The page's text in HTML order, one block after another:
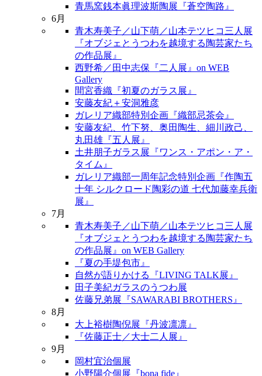
青馬窯銭本眞理波斯陶展『蒼空陶路』
6月
青木寿美子／山下萌／山本テツヒコ三人展
『オブジェとうつわを越境する陶芸家たち
の作品展』
西野希／田中志保『二人展』on WEB
Gallery
間宮香織『初夏のガラス展』
安藤友紀＋安洞雅彦
ガレリア織部特別企画『織部忌茶会』
安藤友紀、竹下努、奥田陶生、細川政己、
丸田雄『五人展』
土井朋子ガラス展『ワンス・アポン・ア・
タイム』
ガレリア織部一周年記念特別企画『作陶五
十年 シルクロード陶彩の道 七代加藤幸兵衛
展』
7月
青木寿美子／山下萌／山本テツヒコ三人展
『オブジェとうつわを越境する陶芸家たち
の作品展』on WEB Gallery
『夏の手堤包市』
自然が語りかける『LIVING TALK展』
田子美紀ガラスのうつわ展
佐藤兄弟展『SAWARABI BROTHERS』
8月
大上裕樹陶倪展『丹波凛凛』
『佐藤正士／大士二人展』
9月
岡村宜治個展
小野陽介個展『bona fide』